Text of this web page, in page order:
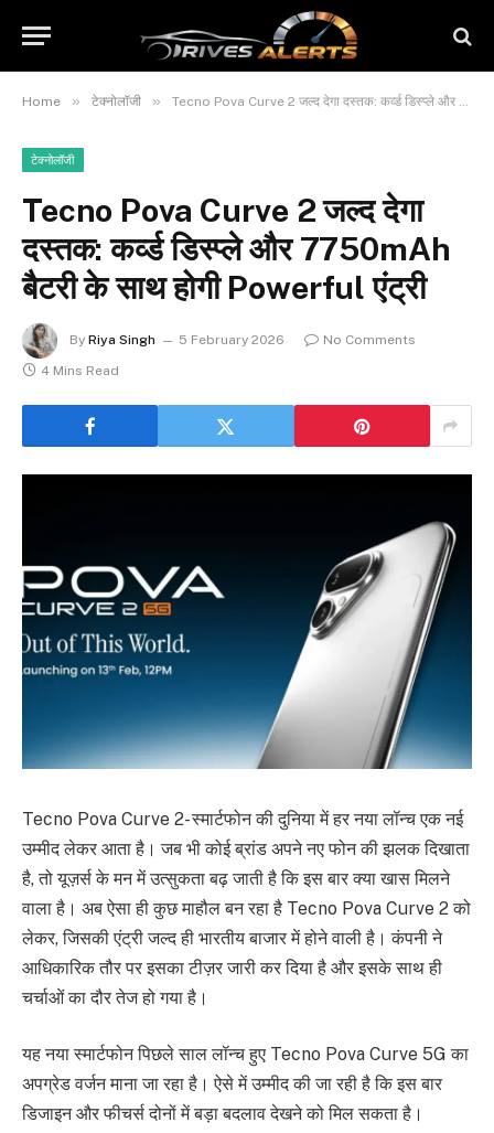
Home » टेक्नोलॉजी » Tecno Pova Curve 2 जल्द देगा दस्तक: कर्व्ड डिस्प्ले और 7750mAh बैटरी के साथ होगी Powerful एंट्री
टेक्नोलॉजी
Tecno Pova Curve 2 जल्द देगा
दस्तक: कर्व्ड डिस्प्ले और 7750mAh
बैटरी के साथ होगी Powerful एंट्री
By Riya Singh 5 February 2026
No Comments
4 Mins Read
Tecno Pova Curve 2- स्मार्टफोन की दुनिया में हर नया लॉन्च एक नई
उम्मीद लेकर आता है। जब भी कोई ब्रांड अपने नए फोन की झलक दिखाता
है, तो यूज़र्स के मन में उत्सुकता बढ़ जाती है कि इस बार क्या खास मिलने
वाला है। अब ऐसा ही कुछ माहौल बन रहा है Tecno Pova Curve 2 को
लेकर, जिसकी एंट्री जल्द ही भारतीय बाजार में होने वाली है। कंपनी ने
आधिकारिक तौर पर इसका टीज़र जारी कर दिया है और इसके साथ ही
चर्चाओं का दौर तेज हो गया है।
यह नया स्मार्टफोन पिछले साल लॉन्च हुए Tecno Pova Curve 5G का
अपग्रेड वर्जन माना जा रहा है। ऐसे में उम्मीद की जा रही है कि इस बार
डिजाइन और फीचर्स दोनों में बड़ा बदलाव देखने को मिल सकता है।